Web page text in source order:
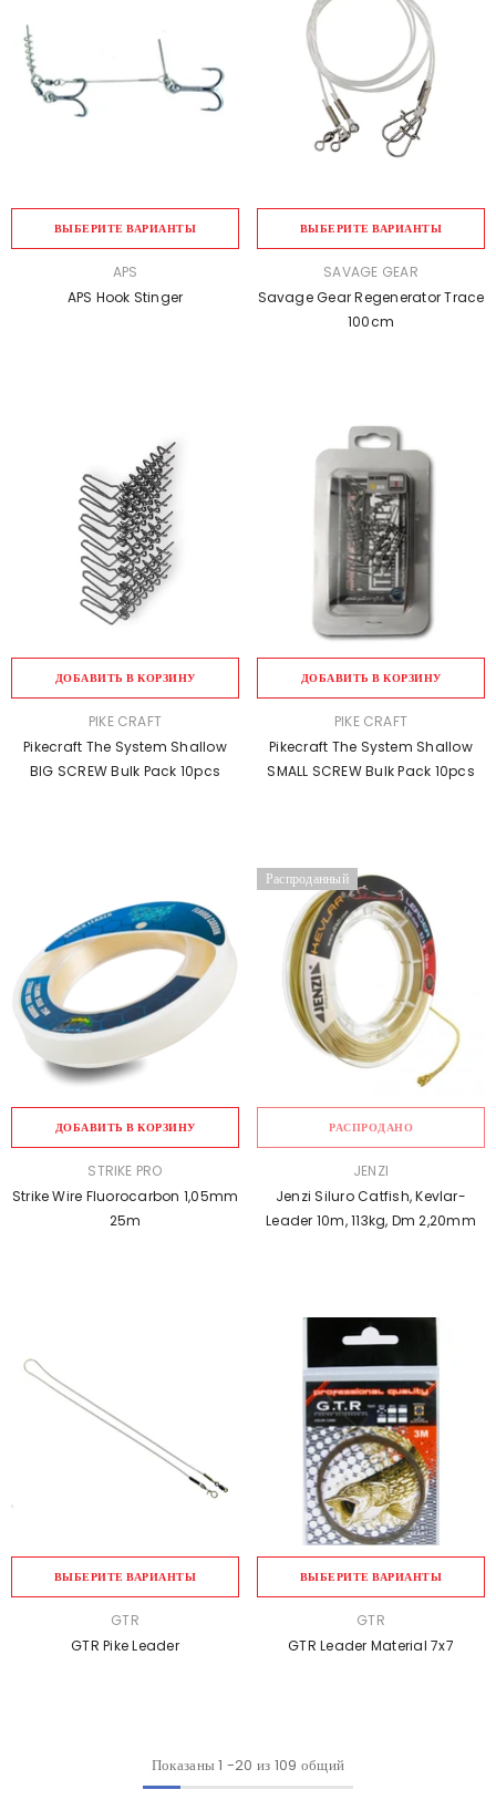
ВЫБЕРИТЕ ВАРИАНТЫ
APS
APS Hook Stinger
ВЫБЕРИТЕ ВАРИАНТЫ
ПРОДАВЕЦ:SAVAGE GEAR
Savage Gear Regenerator Trace
100cm
ДОБАВИТЬ В КОРЗИНУ
PIKE CRAFT
Pikecraft The System Shallow
BIG SCREW Bulk Pack 10pcs
ДОБАВИТЬ В КОРЗИНУ
PIKE CRAFT
Pikecraft The System Shallow
SMALL SCREW Bulk Pack 10pcs
ДОБАВИТЬ В КОРЗИНУ
STRIKE PRO
Strike Wire Fluorocarbon 1,05mm
25m
Распроданный
РАСПРОДАНО
JENZI
Jenzi Siluro Catfish, Kevlar-
Leader 10m, 113kg, Dm 2,20mm
ВЫБЕРИТЕ ВАРИАНТЫ
GTR
GTR Pike Leader
ВЫБЕРИТЕ ВАРИАНТЫ
GTR
GTR Leader Material 7x7
Показаны1 -20 из 109 общий